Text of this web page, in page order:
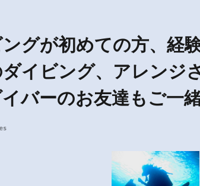
グが初めての方、経
イビング、アレンジ
バーのお友達もご一